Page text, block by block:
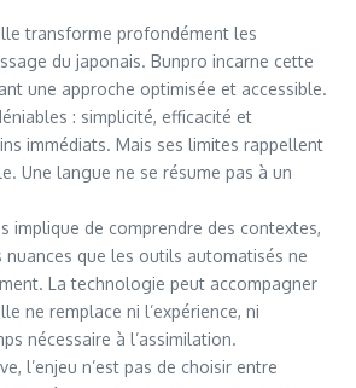
transforme profondément les
du japonais. Bunpro incarne cette
une approche optimisée et accessible.
: simplicité, efficacité et
immédiats. Mais ses limites rappellent
Une langue ne se résume pas à un
implique de comprendre des contextes,
nuances que les outils automatisés ne
La technologie peut accompagner
ne remplace ni l’expérience, ni
nécessaire à l’assimilation.
l’enjeu n’est pas de choisir entre